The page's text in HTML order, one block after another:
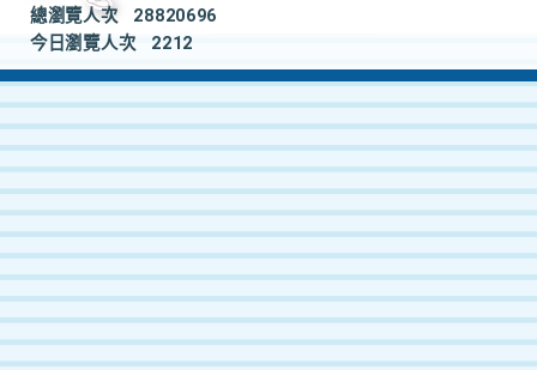
總瀏覽人次
28820696
今日瀏覽人次
2212